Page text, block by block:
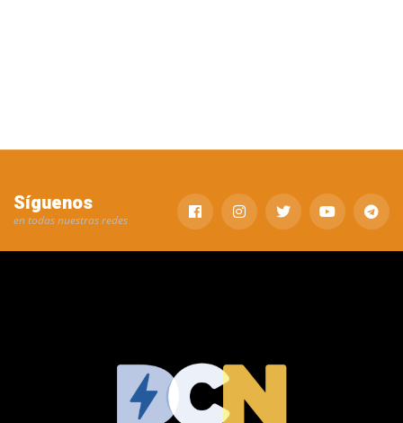
Síguenos
en todas nuestras redes